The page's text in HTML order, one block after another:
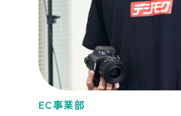
EC事業部